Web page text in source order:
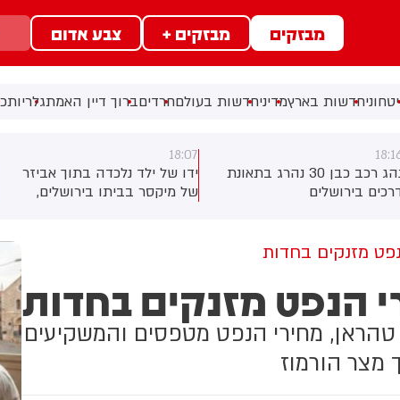
מבזקים מבזקים + צבע אדום
חדשות בארץמדיניחדשות בעולםחרדיםברוך דיין האמתגלריות
נהג רכב כבן 30 נהרג בתאונת
בירושלים
18:07
ידו של ילד נלכדה בתוך אביזר
של מיקסר בביתו בירושלים,
מזנקים בחדות
הנפט מזנקים בחדות
מחירי הנפט מטפסים והמשקיעים
הורמוז